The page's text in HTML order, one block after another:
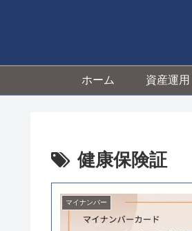
ホーム 資産運用
健康保険証
マイナンバー